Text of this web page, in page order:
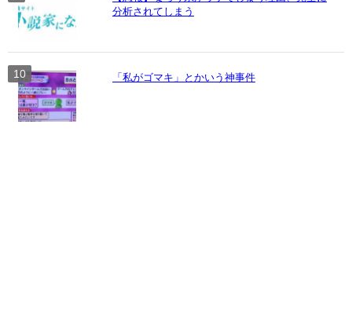
分析されてしまう
「私がゴマキ」とかいう神事件